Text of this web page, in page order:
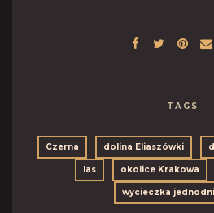
TAGS
Czerna dolina Eliaszówki
las okolice Krakowa
wycieczka